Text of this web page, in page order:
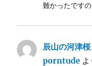
難かったです
辰山の河津
porntude よ